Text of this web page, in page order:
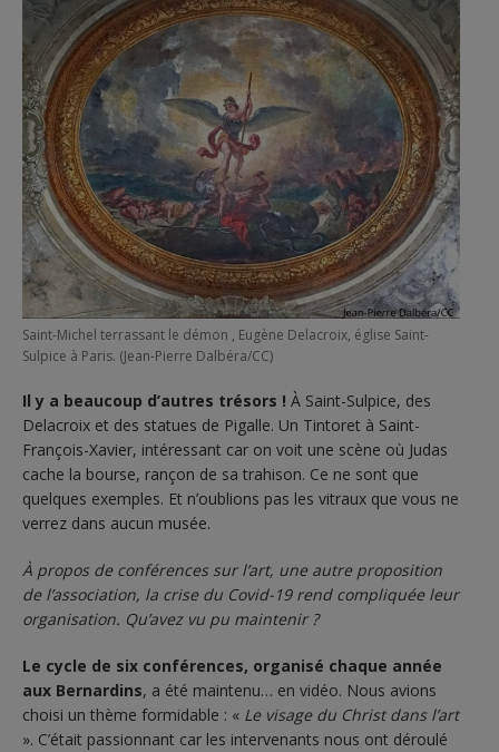
Saint-Michel terrassant le démon , Eugène Delacroix, église Saint-
Sulpice à Paris. (Jean-Pierre Dalbéra/CC)
Il y a beaucoup d’autres trésors ! À Saint-Sulpice, des
Delacroix et des statues de Pigalle. Un Tintoret à Saint-
François-Xavier, intéressant car on voit une scène où Judas
cache la bourse, rançon de sa trahison. Ce ne sont que
quelques exemples. Et n’oublions pas les vitraux que vous ne
verrez dans aucun musée.
À propos de conférences sur l’art, une autre proposition
de l’association, la crise du Covid-19 rend compliquée leur
organisation. Qu’avez vu pu maintenir ?
Le cycle de six conférences, organisé chaque année
aux Bernardins, a été maintenu… en vidéo. Nous avions
choisi un thème formidable : « Le visage du Christ dans l’art
». C’était passionnant car les intervenants nous ont déroulé